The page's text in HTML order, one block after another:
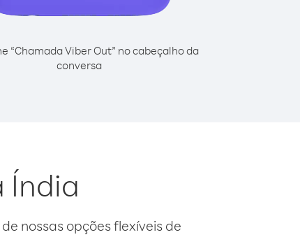
“Chamada Viber Out” no cabeçalho da
conversa
Índia
nossas opções flexíveis de